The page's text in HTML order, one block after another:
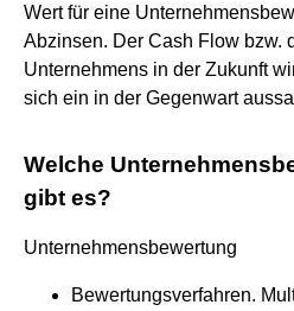
Wert für eine
Abzinsen. Der Cash Flow bzw.
Unternehmens in der Zukunft
sich ein in der Gegenwart
Welche
gibt es?
Unternehmensbewertung
Bewertungsverfahren.